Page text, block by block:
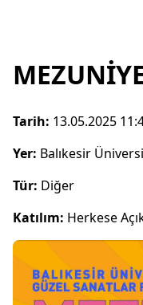
Tarih: 13.05.2025
Yer: Balıkesir
Tür: Diğer
Katılım: Herkese